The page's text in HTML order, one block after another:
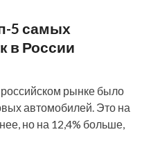
5 самых
в России
рынке было
автомобилей. Это на
но на 12,4% больше,